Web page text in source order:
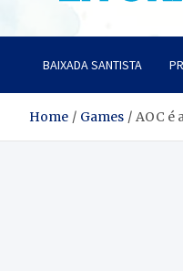
BAIXADA SANTISTA
Home Games AOC é